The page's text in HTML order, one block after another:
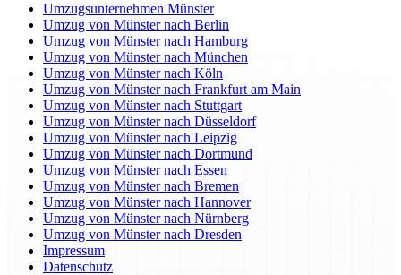
Umzugsunternehmen Münster
Umzug von Münster nach Berlin
Umzug von Münster nach Hamburg
Umzug von Münster nach München
Umzug von Münster nach Köln
Umzug von Münster nach Frankfurt am Main
Umzug von Münster nach Stuttgart
Umzug von Münster nach Düsseldorf
Umzug von Münster nach Leipzig
Umzug von Münster nach Dortmund
Umzug von Münster nach Essen
Umzug von Münster nach Bremen
Umzug von Münster nach Hannover
Umzug von Münster nach Nürnberg
Umzug von Münster nach Dresden
Impressum
Datenschutz